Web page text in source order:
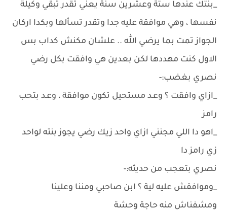
_بنتك عندها ستة وعشرين سنة يعني تقدر تبقي وكيلة
نفسها ، وهي موافقة عليه جدا وتقدر تسألها وبكدا اركان
الجواز تمت بما يرضي الله .. علشان مكنش كداب بس
الاول كنت مهددها لكن بعدين هي وافقت بكل رضي
نصري بغضب:-
_ازاي وافقت ؟ وعـد مستحيل تكون موافقة ، وعـد بتحب
رامز
_اهو دا اللي مجنني ازاي واحد زيك رضي يجوز بنته لواحد
زي رامز دا
نصري بتعجب من حديثه:-
_وموافقش عليه لية ؟ ابن صاحبي ومننا وعلينا
ومشفناش منه حاجة وحشة